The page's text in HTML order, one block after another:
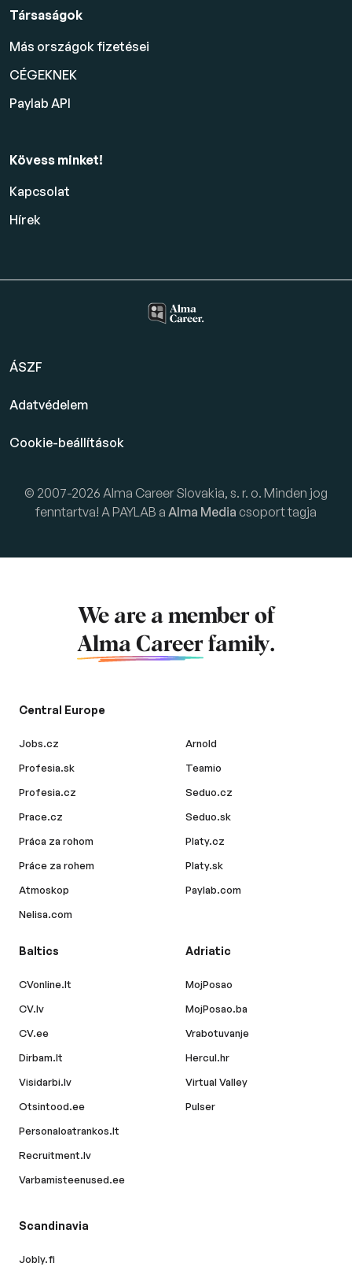
Társaságok
Más országok fizetései
CÉGEKNEK
Paylab API
Kövess minket!
Kapcsolat
Hírek
ÁSZF
Adatvédelem
Cookie-beállítások
© 2007-2026 Alma Career Slovakia, s. r. o. Minden jog
fenntartva! A PAYLAB a Alma Media csoport tagja
We are a member of
Alma Career family.
Central Europe
Jobs.cz
Profesia.sk
Profesia.cz
Prace.cz
Práca za rohom
Práce za rohem
Atmoskop
Nelisa.com
Arnold
Teamio
Seduo.cz
Seduo.sk
Platy.cz
Platy.sk
Paylab.com
Baltics
CVonline.lt
CV.lv
CV.ee
Dirbam.lt
Visidarbi.lv
Otsintood.ee
Personaloatrankos.lt
Recruitment.lv
Varbamisteenused.ee
Adriatic
MojPosao
MojPosao.ba
Vrabotuvanje
Hercul.hr
Virtual Valley
Pulser
Scandinavia
Jobly.fi